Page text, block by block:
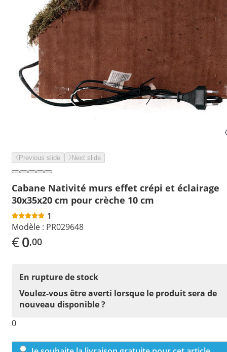
Previous slide Next slide
Cabane Nativité murs effet crépi et éclairage
30x35x20 cm pour crèche 10 cm
1
Modèle : PR029648
€0,00
En rupture de stock
Voulez-vous être averti lorsque le produit sera de
nouveau disponible ?
0